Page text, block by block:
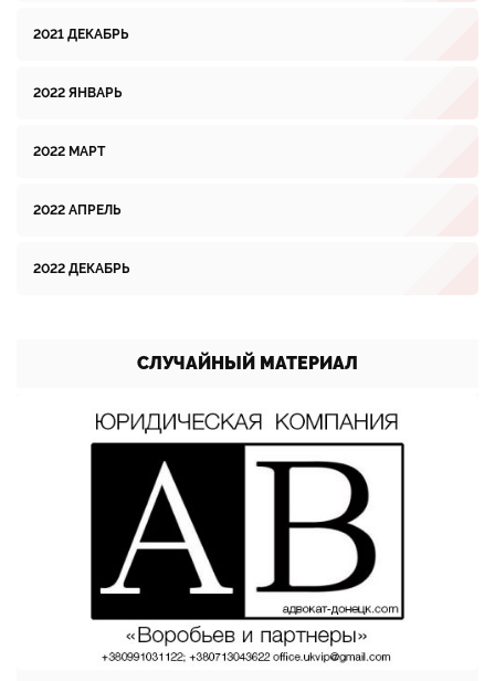
2021 ДЕКАБРЬ
2022 ЯНВАРЬ
2022 МАРТ
2022 АПРЕЛЬ
2022 ДЕКАБРЬ
СЛУЧАЙНЫЙ МАТЕРИАЛ